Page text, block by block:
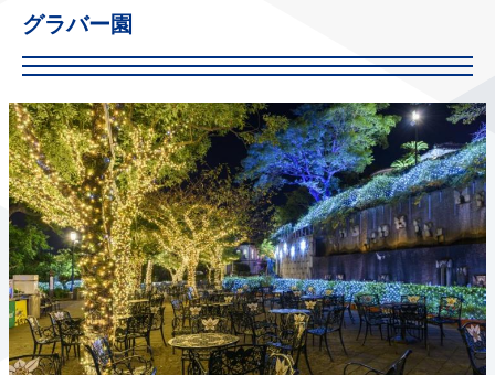
グラバー園